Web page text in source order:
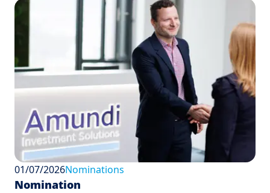
01/07/2026Nominations
Nomination